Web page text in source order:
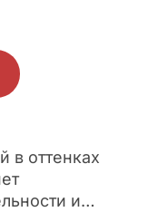
в оттенках
и